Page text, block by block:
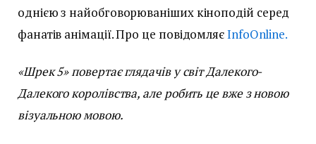
однією з найобговорюваніших кіноподій серед
фанатів анімації. Про це повідомляєInfoOnline.
«Шрек 5» повертає глядачів у світ Далекого-
Далекого королівства, але робить це вже з новою
візуальною мовою.